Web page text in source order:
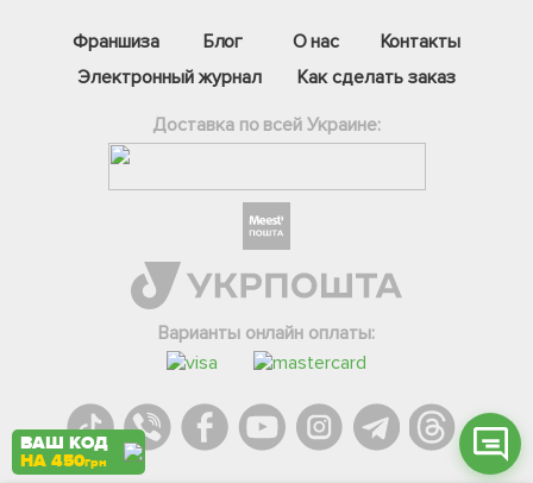
Франшиза Блог О нас
Контакты
Электронный журнал
Как сделать заказ
Доставка по всей Украине:
Варианты онлайн оплаты:
Інстаграм
Онлайн чат
ВАШ КОД
НА 450грн